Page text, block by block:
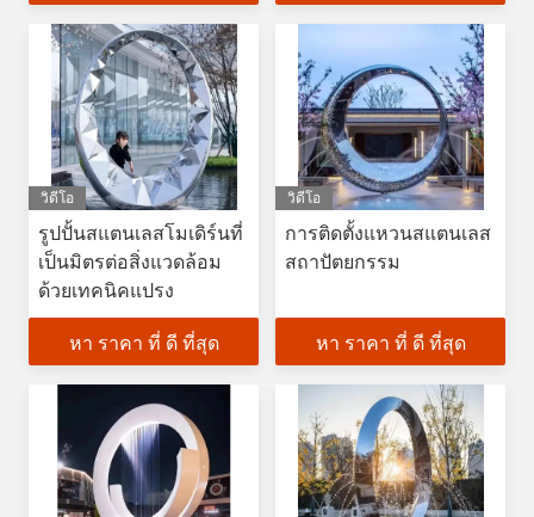
วิดีโอ
รูปปั้นสแตนเลสโมเดิร์นที่
เป็นมิตรต่อสิ่งแวดล้อม
ด้วยเทคนิคแปรง
หา ราคา ที่ ดี ที่สุด
วิดีโอ
การติดตั้งแหวนสแตนเลส
สถาปัตยกรรม
หา ราคา ที่ ดี ที่สุด